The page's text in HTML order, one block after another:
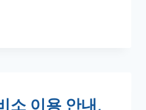
소 이용 안내,